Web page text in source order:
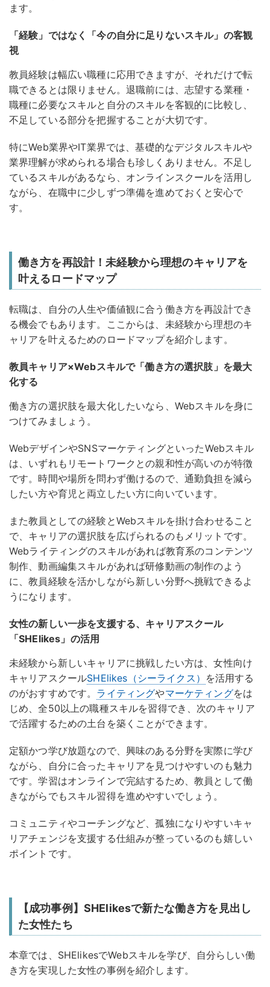
ます。
「経験」ではなく「今の自分に足りないスキル」の客観
視
教員経験は幅広い職種に応用できますが、それだけで転
職できるとは限りません。 退職前には、志望する業種・
職種に必要なスキルと自分のスキルを客観的に比較し、
不足している部分を把握することが大切です。
特にWeb業界やIT業界では、基礎的なデジタルスキルや
業界理解が求められる場合も珍しくありません。不足し
ているスキルがあるなら、オンラインスクールを活用し
ながら、在職中に少しずつ準備を進めておくと安心で
す。
働き方を再設計！未経験から理想のキャリアを
叶えるロードマップ
転職は、自分の人生や価値観に合う働き方を再設計でき
る機会でもあります。ここからは、未経験から理想のキ
ャリアを叶えるためのロードマップを紹介します。
教員キャリア×Webスキルで「働き方の選択肢」を最大
化する
働き方の選択肢を最大化したいなら、Webスキルを身に
つけてみましょう。
WebデザインやSNSマーケティングといったWebスキル
は、いずれもリモートワークとの親和性が高いのが特徴
です。時間や場所を問わず働けるので、通勤負担を減ら
したい方や育児と両立したい方に向いています。
また教員としての経験とWebスキルを掛け合わせること
で、キャリアの選択肢を広げられるのもメリットです。
Webライティングのスキルがあれば教育系のコンテンツ
制作、動画編集スキルがあれば研修動画の制作のよう
に、教員経験を活かしながら新しい分野へ挑戦できるよ
うになります。
女性の新しい一歩を支援する、キャリアスクール
「SHElikes」の活用
未経験から新しいキャリアに挑戦したい方は、女性向け
キャリアスクールSHElikes（シーライクス） を活用する
のがおすすめです。 ライティングやマーケティングをは
じめ、全50以上の職種スキルを習得でき、次のキャリア
で活躍するための土台を築くことができます。
定額かつ学び放題なので、興味のある分野を実際に学び
ながら、自分に合ったキャリアを見つけやすいのも魅力
です。学習はオンラインで完結するため、教員として働
きながらでもスキル習得を進めやすいでしょう。
コミュニティやコーチングなど、孤独になりやすいキャ
リアチェンジを支援する仕組みが整っているのも嬉しい
ポイントです。
【成功事例】SHElikesで新たな働き方を見出し
た女性たち
本章では、SHElikesでWebスキルを学び、自分らしい働
き方を実現した女性の事例を紹介します。